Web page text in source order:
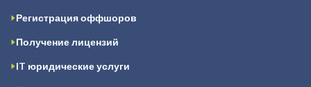
Регистрация оффшоров
Получение лицензий
IT юридические услуги